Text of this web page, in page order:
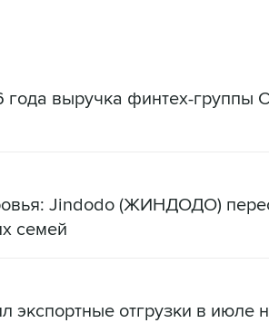
года выручка финтех-группы
Jindodo (ЖИНДОДО)
семей
экспортные отгрузки в июле